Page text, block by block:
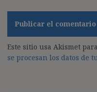
Este sitio usa Akismet
se procesan los datos de